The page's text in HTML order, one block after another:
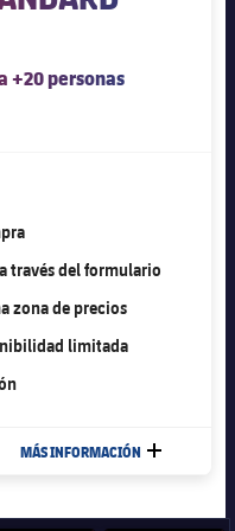
+20 personas
través del formulario
zona de precios
limitada
MÁS INFORMACIÓN MÁS